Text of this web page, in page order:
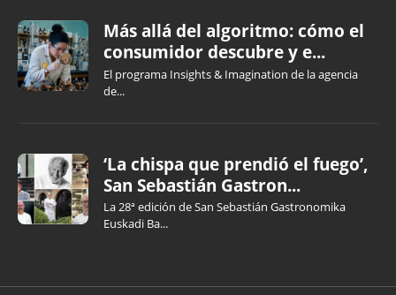
Más allá del algoritmo: cómo el
consumidor descubre y e...
El programa Insights & Imagination de la agencia
de...
‘La chispa que prendió el fuego’,
San Sebastián Gastron...
La 28ª edición de San Sebastián Gastronomika
Euskadi Ba...